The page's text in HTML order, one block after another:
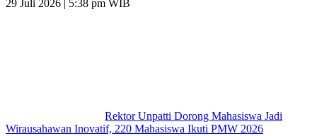
29 Juli 2026 | 5:38 pm WIB
Rektor Unpatti Dorong Mahasiswa Jadi
Wirausahawan Inovatif, 220 Mahasiswa Ikuti PMW 2026